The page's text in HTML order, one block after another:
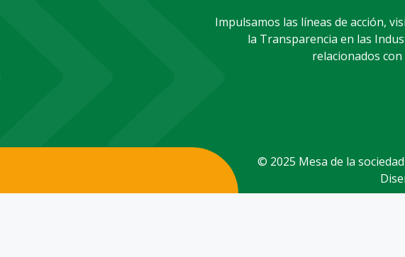
Impulsamos las líneas de acción,
la Transparencia en las
relacionados
© 2025 Mesa de la